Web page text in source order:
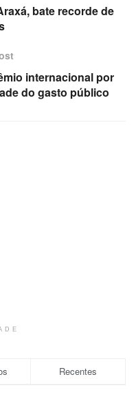
bate recorde de
internacional por
do gasto público
Recentes